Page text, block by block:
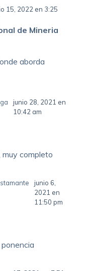
15, 2022 en 3:25
de Mineria
aborda
junio 28, 2021 en
10:42 am
muy completo
junio 6,
2021 en
11:50 pm